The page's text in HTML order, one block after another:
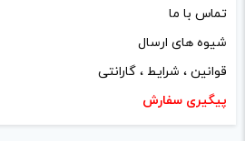
تماس با ما
شیوه های ارسال
قوانین ، شرایط ، گارانتی
پیگیری سفارش